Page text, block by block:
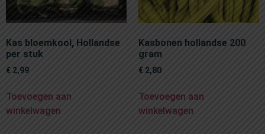
Kas bloemkool, Hollandse
per stuk
€ 2,99
Toevoegen aan
winkelwagen
Kasbonen hollandse 200
gram
€ 2,80
Toevoegen aan
winkelwagen